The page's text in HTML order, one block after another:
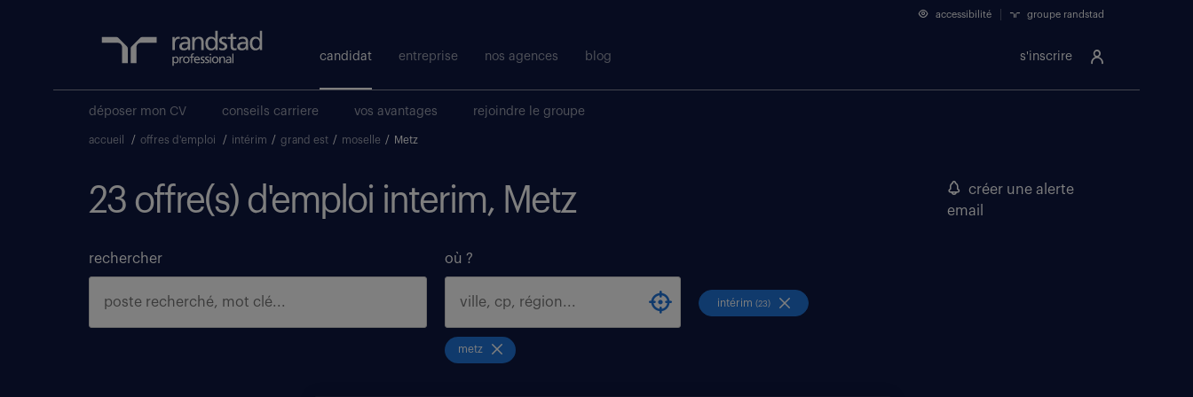
s'inscrire
accessibilité groupe randstad
candidat entreprise nos agences blog
déposer mon CV conseils carriere vos avantages rejoindre le groupe
accueil / offres d'emploi / intérim / grand est / moselle / Metz
23 offre(s) d'emploi interim, Metz
créer une alerte
email
rechercher où ?
metz
intérim(23)